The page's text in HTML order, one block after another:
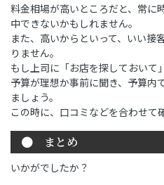
料金相場が高いところだと、常に
中できないかもしれません。
また、高いからといって、いい接
りません。
もし上司に「お店を探しておいて
予算が理想か事前に聞き、予算内
ましょう。
この時に、口コミなどを合わせて
まとめ
いかがでしたか？